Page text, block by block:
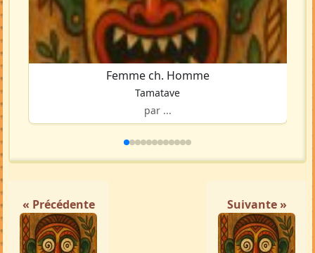
Femme ch. Homme
Tamatave
par ...
« Précédente Suivante »